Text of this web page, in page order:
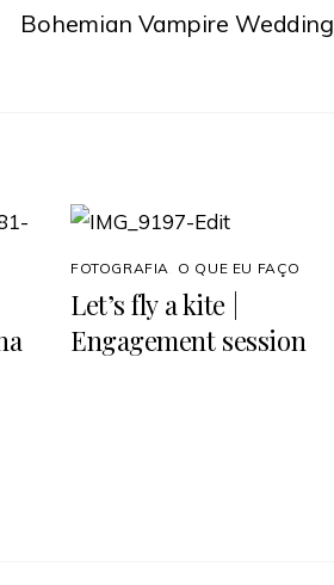
Bohemian Vampire Wedding
FOTOGRAFIA O QUE EU FAÇO
Let’s fly a kite |
Engagement session